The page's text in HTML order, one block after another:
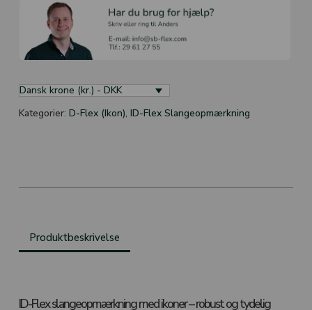
Dansk krone (kr.) - DKK
Kategorier: D-Flex (Ikon), ID-Flex Slangeopmærkning
Produktbeskrivelse
ID-Flex slangeopmærkning med ikoner – robust og tydelig